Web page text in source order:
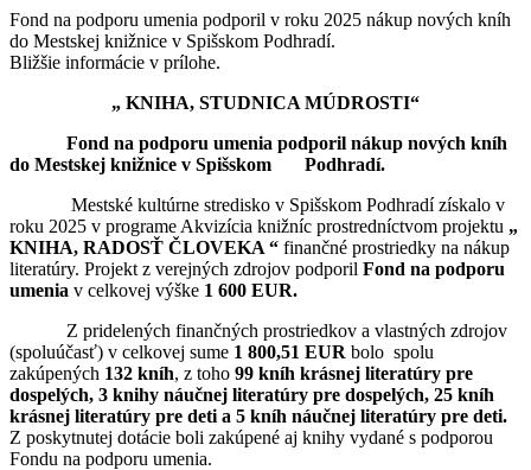
Fond na podporu umenia podporil v roku 2025 nákup nových kníh
do Mestskej knižnice v Spišskom Podhradí.
Bližšie informácie v prílohe.
„ KNIHA, STUDNICA MÚDROSTI“
Fond na podporu umenia podporil nákup nových kníh
do Mestskej knižnice v Spišskom Podhradí.
Mestské kultúrne stredisko v Spišskom Podhradí získalo v
roku 2025 v programe Akvizícia knižníc prostredníctvom projektu „
KNIHA, RADOSŤ ČLOVEKA “ finančné prostriedky na nákup
literatúry. Projekt z verejných zdrojov podporil Fond na podporu
umenia v celkovej výške 1 600 EUR.
Z pridelených finančných prostriedkov a vlastných zdrojov
(spoluúčasť) v celkovej sume 1 800,51 EUR bolo spolu
zakúpených 132 kníh, z toho 99 kníh krásnej literatúry pre
dospelých, 3 knihy náučnej literatúry pre dospelých, 25 kníh
krásnej literatúry pre deti a 5 kníh náučnej literatúry pre deti.
Z poskytnutej dotácie boli zakúpené aj knihy vydané s podporou
Fondu na podporu umenia.